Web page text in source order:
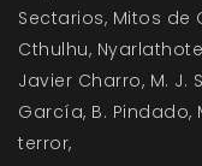
Sectarios Mitos de
Cthulhu
Javier Charro M. J.
García B. Pindado
terror